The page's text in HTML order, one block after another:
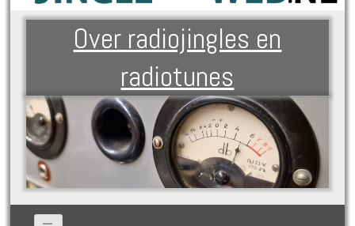
Over radiojingles en
radiotunes